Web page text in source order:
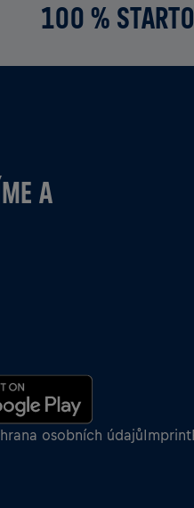
100 %
A
osobních údajůImprint